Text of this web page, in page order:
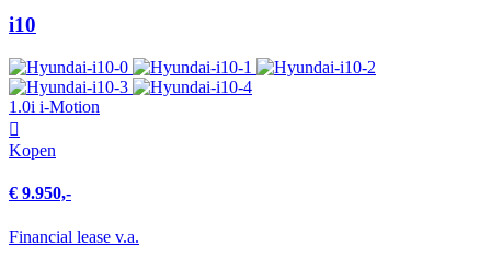
i10
1.0i i-Motion
Kopen
€ 9.950,-
Financial lease v.a.